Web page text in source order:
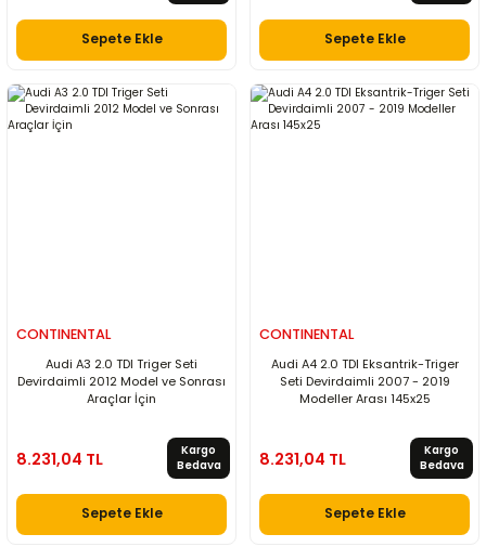
Sepete Ekle Sepete Ekle
CONTINENTAL
Audi A3 2.0 TDI Triger Seti
Devirdaimli 2012 Model ve Sonrası
Araçlar İçin
8.231,04 TL
Kargo
Bedava
Sepete Ekle
CONTINENTAL
Audi A4 2.0 TDI Eksantrik-Triger
Seti Devirdaimli 2007 - 2019
Modeller Arası 145x25
8.231,04 TL
Kargo
Bedava
Sepete Ekle